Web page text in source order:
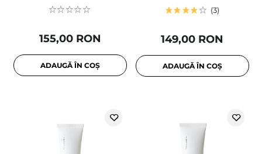
155,00 RON
ADAUGĂ ÎN COȘ
3
149,00 RON
ADAUGĂ ÎN COȘ